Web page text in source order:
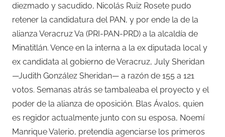
diezmado y sacudido, Nicolás Ruiz Rosete pudo
retener la candidatura del PAN, y por ende la de la
alianza Veracruz Va (PRI-PAN-PRD) a la alcaldía de
Minatitlán. Vence en la interna a la ex diputada local y
ex candidata al gobierno de Veracruz, July Sheridan
—Judith González Sheridan— a razón de 155 a 121
votos. Semanas atrás se tambaleaba el proyecto y el
poder de la alianza de oposición. Blas Ávalos, quien
es regidor actualmente junto con su esposa, Noemí
Manrique Valerio, pretendía agenciarse los primeros